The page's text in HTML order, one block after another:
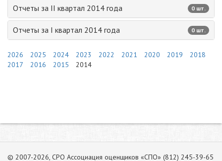
Отчеты за II квартал 2014 года 0 шт.
Отчеты за I квартал 2014 года 0 шт.
2026 2025 2024 2023 2022 2021 2020 2019
2018
2017
2016 2015 2014
© 2007-2026, СРО Ассоциация оценщиков «СПО» (812) 245-39-65